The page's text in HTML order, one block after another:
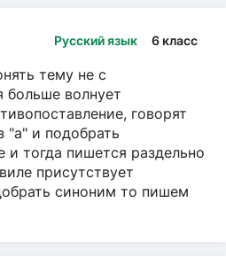
Русский язык 6 класс
тему не с
больше волнует
говорят
"а" и подобрать
и тогда пишется раздельно
присутствует
синоним то пишем